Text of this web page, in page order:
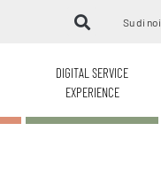
Su di noi
DIGITAL SERVICE
EXPERIENCE